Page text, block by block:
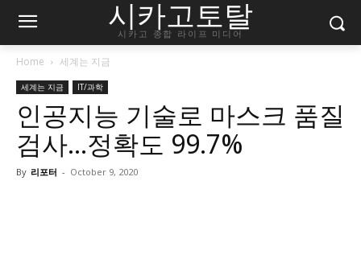
시카고토탈
시카고 종합 라이프 미디어
Home 세계는 지금
세계는 지금 IT/과학
인공지능 기술로 마스크 품질
검사…정확도 99.7%
By 리포터 - October 9, 2020